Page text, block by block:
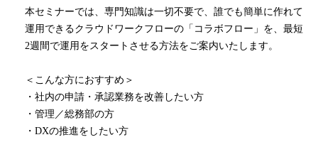
本セミナーでは、専門知識は一切不要で、誰でも簡単に作れて
運用できるクラウドワークフローの「コラボフロー」を、最短
2週間で運用をスタートさせる方法をご案内いたします。
＜こんな方におすすめ＞
・社内の申請・承認業務を改善したい方
・管理／総務部の方
・DXの推進をしたい方